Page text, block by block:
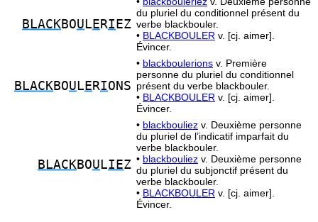
BLACKBOU L E RI EZ
du pluriel du conditionnel présent du
verbe blackbouler.
• BLACKBOULER v. [cj. aimer].
Évincer.
BLACKBOU L E RIONS
• blackboulerions v. Première
personne du pluriel du conditionnel
présent du verbe blackbouler.
• BLACKBOULER v. [cj. aimer].
Évincer.
BLACKBOU LIEZ
• blackbouliez v. Deuxième personne
du pluriel de l’indicatif imparfait du
verbe blackbouler.
• blackbouliez v. Deuxième personne
du pluriel du subjonctif présent du
verbe blackbouler.
• BLACKBOULER v. [cj. aimer].
Évincer.